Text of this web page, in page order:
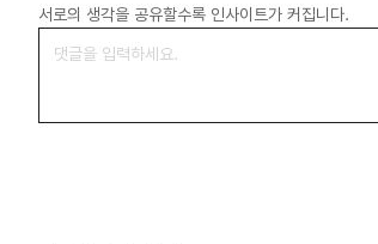
서로의 생각을 공유할수록 인사이트가 커집니다.